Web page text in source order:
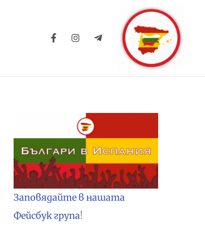
Заповядайте в нашата
Фейсбук група!